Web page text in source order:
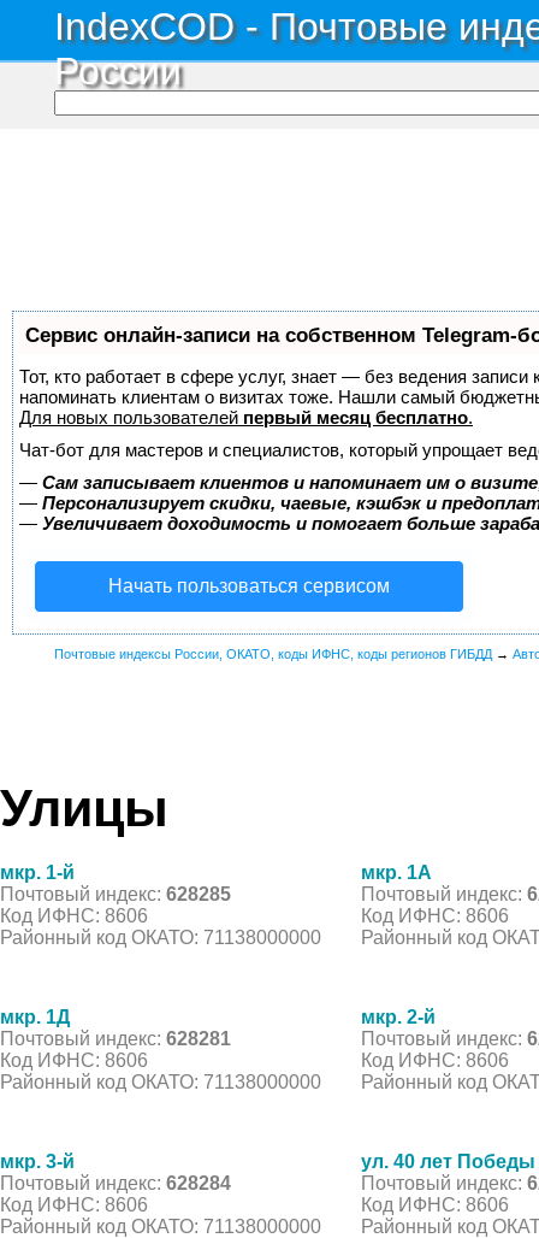
IndexCOD - Почтовые
России
Сервис онлайн-записи на собственном Telegram-
Тот, кто работает в сфере услуг, знает — без ведения
напоминать клиентам о визитах тоже. Нашли самый
Для новых пользователей первый месяц бесплатно.
Чат-бот для мастеров и специалистов, который упрощает
— Сам записывает клиентов и напоминает им о
— Персонализирует скидки, чаевые, кэшбэк и
— Увеличивает доходимость и помогает больше
Начать пользоваться сервисом
Почтовые индексы России, ОКАТО, коды ИФНС, коды регионов ГИБДД →
Улицы
мкр. 1-й
Почтовый индекс: 628285
Код ИФНС: 8606
Районный код ОКАТО: 71138000000
мкр. 1А
Почтовый индекс:
Код ИФНС: 8606
Районный код
мкр. 1Д
Почтовый индекс: 628281
Код ИФНС: 8606
Районный код ОКАТО: 71138000000
мкр. 2-й
Почтовый индекс:
Код ИФНС: 8606
Районный код
мкр. 3-й
Почтовый индекс: 628284
Код ИФНС: 8606
Районный код ОКАТО: 71138000000
ул. 40 лет Победы
Почтовый индекс:
Код ИФНС: 8606
Районный код